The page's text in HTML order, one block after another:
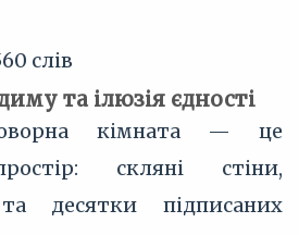
слів
та ілюзія єдності
кімната — це
скляні стіни,
десятки підписаних